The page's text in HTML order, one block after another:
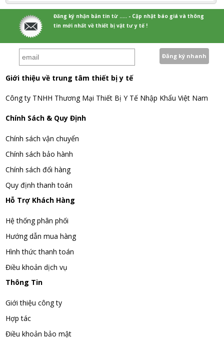
Đăng ký nhận bản tin từ ..... - Cập nhật báo giá và thông
tin mới nhất về thiết bị vật tư y tế !
Giới thiệu về trung tâm thiết bị y tế
Công ty TNHH Thương Mại Thiết Bị Y Tế Nhập Khẩu Việt Nam
Chính Sách & Quy Định
Chính sách vận chuyển
Chính sách bảo hành
Chính sách đổi hàng
Quy định thanh toán
Hỗ Trợ Khách Hàng
Hệ thống phân phối
Hướng dẫn mua hàng
Hình thức thanh toán
Điều khoản dịch vụ
Thông Tin
Giới thiệu công ty
Hợp tác
Điều khoản bảo mật